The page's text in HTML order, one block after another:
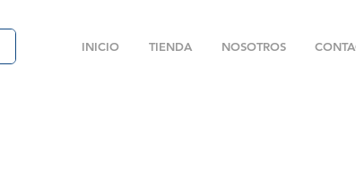
INICIO TIENDA NOSOTROS